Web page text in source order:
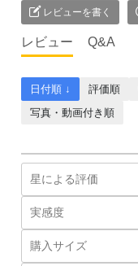
レビューを書く
レビュー Q&A
日付順 ↓ 評価順
写真・動画付き順